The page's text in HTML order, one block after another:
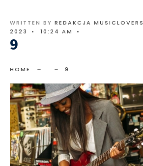
WRITTEN BY REDAKCJA MUSICLOVERS
2023
• 10:24 AM •
9
HOME 9